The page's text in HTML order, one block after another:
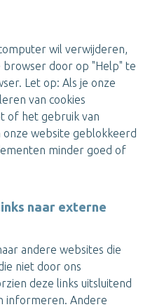
wil verwijderen,
browser door op "Help" te
Let op: Als je onze
van cookies
of het gebruik van
website geblokkeerd
minder goed of
naar externe
andere websites die
niet door ons
deze links uitsluitend
informeren. Andere